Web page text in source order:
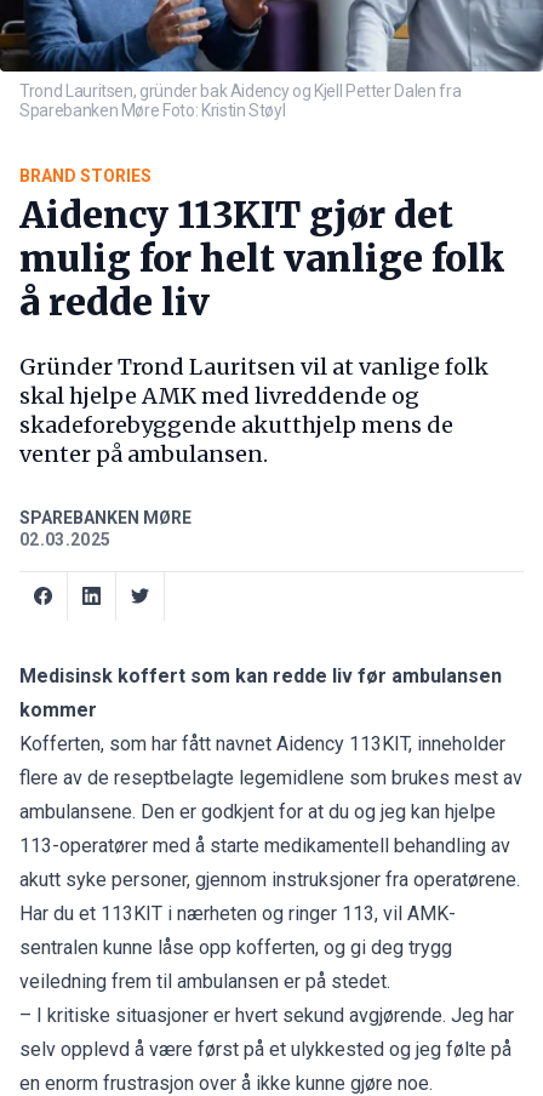
Trond Lauritsen, gründer bak Aidency og Kjell Petter Dalen fra
Sparebanken Møre Foto: Kristin Støyl
BRAND STORIES
Aidency 113KIT gjør det
mulig for helt vanlige folk
å redde liv
Gründer Trond Lauritsen vil at vanlige folk
skal hjelpe AMK med livreddende og
skadeforebyggende akutthjelp mens de
venter på ambulansen.
SPAREBANKEN MØRE
02.03.2025
Medisinsk koffert som kan redde liv før ambulansen
kommer
Kofferten, som har fått navnet Aidency 113KIT, inneholder
flere av de reseptbelagte legemidlene som brukes mest av
ambulansene. Den er godkjent for at du og jeg kan hjelpe
113-operatører med å starte medikamentell behandling av
akutt syke personer, gjennom instruksjoner fra operatørene.
Har du et 113KIT i nærheten og ringer 113, vil AMK-
sentralen kunne låse opp kofferten, og gi deg trygg
veiledning frem til ambulansen er på stedet.
– I kritiske situasjoner er hvert sekund avgjørende. Jeg har
selv opplevd å være først på et ulykkested og jeg følte på
en enorm frustrasjon over å ikke kunne gjøre noe.